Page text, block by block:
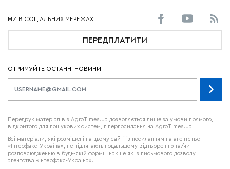
ПЕРЕДПЛАТИТИ
ОТРИМУЙТЕ ОСТАННІ НОВИНИ
Передрук матеріалів з AgroTimes.ua дозволяється лише за умови прямого,
відкритого для пошукових систем, гіперпосилання на AgroTimes.ua.
Всі матеріали, які розміщені на цьому сайті із посиланням на агентство
«Інтерфакс-Україна», не підлягають подальшому відтворенню та/чи
розповсюдженню в будь-якій формі, інакше як із письмового дозволу
агентства «Інтерфакс-Україна».